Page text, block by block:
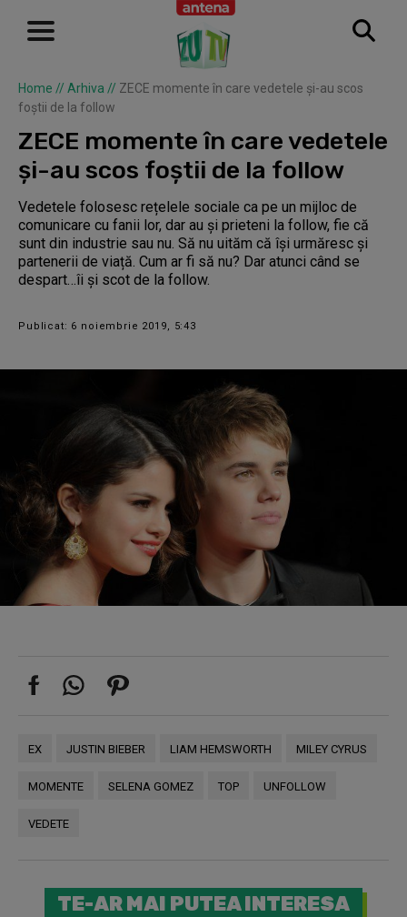
Home // Arhiva // ZECE momente în care vedetele și-au scos
foștii de la follow
ZECE momente în care vedetele
și-au scos foștii de la follow
Vedetele folosesc rețelele sociale ca pe un mijloc de
comunicare cu fanii lor, dar au și prieteni la follow, fie că
sunt din industrie sau nu. Să nu uităm că își urmăresc și
partenerii de viață. Cum ar fi să nu? Dar atunci când se
despart…îi și scot de la follow.
Publicat: 6 noiembrie 2019, 5:43
EX JUSTIN BIEBER LIAM HEMSWORTH MILEY CYRUS
MOMENTE SELENA GOMEZ TOP UNFOLLOW
VEDETE
TE-AR MAI PUTEA INTERESA